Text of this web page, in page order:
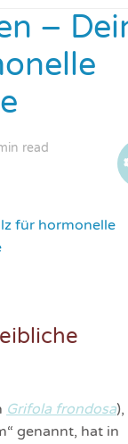
–
read
Grifola frondosa),
genannt, hat in